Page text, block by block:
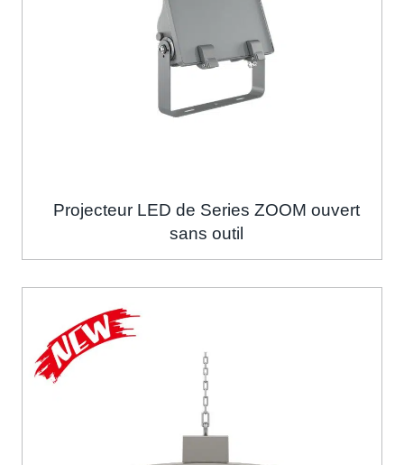
Projecteur LED de Series ZOOM ouvert
sans outil